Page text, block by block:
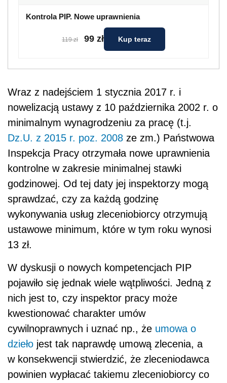
Kontrola PIP. Nowe uprawnienia
119 zł 99 zł Kup teraz
Wraz z nadejściem 1 stycznia 2017 r. i
nowelizacją ustawy z 10 października 2002 r. o
minimalnym wynagrodzeniu za pracę (t.j.
Dz.U. z 2015 r. poz. 2008 ze zm.) Państwowa
Inspekcja Pracy otrzymała nowe uprawnienia
kontrolne w zakresie minimalnej stawki
godzinowej. Od tej daty jej inspektorzy mogą
sprawdzać, czy za każdą godzinę
wykonywania usług zleceniobiorcy otrzymują
ustawowe minimum, które w tym roku wynosi
13 zł.
W dyskusji o nowych kompetencjach PIP
pojawiło się jednak wiele wątpliwości. Jedną z
nich jest to, czy inspektor pracy może
kwestionować charakter umów
cywilnoprawnych i uznać np., że umowa o
dzieło jest tak naprawdę umową zlecenia, a
w konsekwencji stwierdzić, że zleceniodawca
powinien wypłacać takiemu zleceniobiorcy co